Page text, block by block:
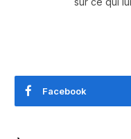
Facebook